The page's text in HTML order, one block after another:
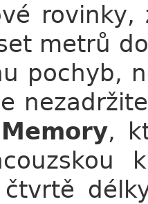
metrů
pochyb,
,